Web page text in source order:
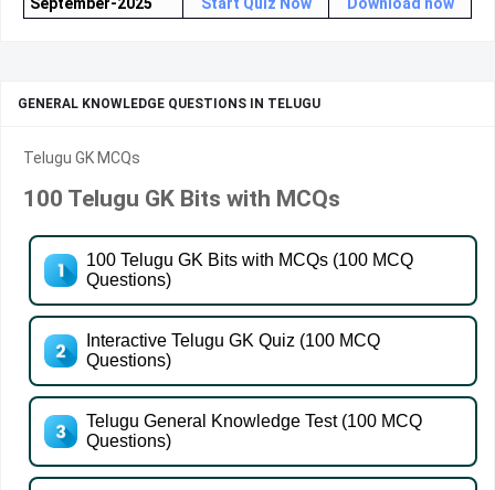
GENERAL KNOWLEDGE QUESTIONS IN TELUGU
Telugu GK MCQs
100 Telugu GK Bits with MCQs
100 Telugu GK Bits with MCQs (100 MCQ
Questions)
Interactive Telugu GK Quiz (100 MCQ
Questions)
Telugu General Knowledge Test (100 MCQ
Questions)